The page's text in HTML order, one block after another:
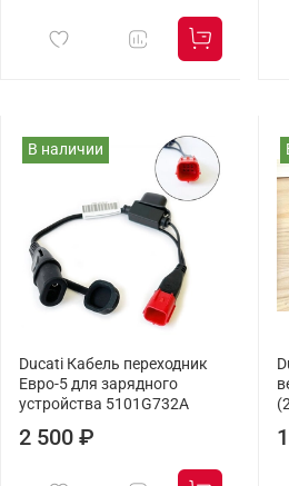
В наличии
Ducati Кабель переходник
Евро-5 для зарядного
устройства 5101G732A
2 500 ₽